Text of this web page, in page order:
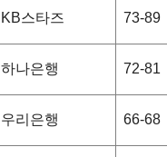
KB스타즈 73-89
하나은행 72-81
우리은행 66-68